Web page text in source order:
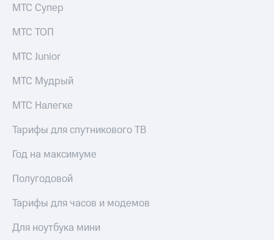
МТС Супер
МТС ТОП
МТС Junior
МТС Мудрый
МТС Налегке
Тарифы для спутникового ТВ
Год на максимуме
Полугодовой
Тарифы для часов и модемов
Для ноутбука мини